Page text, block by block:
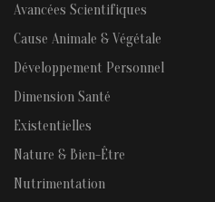
Avancées Scientifiques
Cause Animale & Végétale
Développement Personnel
Dimension Santé
Existentielles
Nature & Bien-Être
Nutrimentation